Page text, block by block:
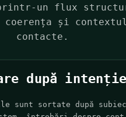
printr-un flux
și
contacte.
după intenție
sunt sortate după